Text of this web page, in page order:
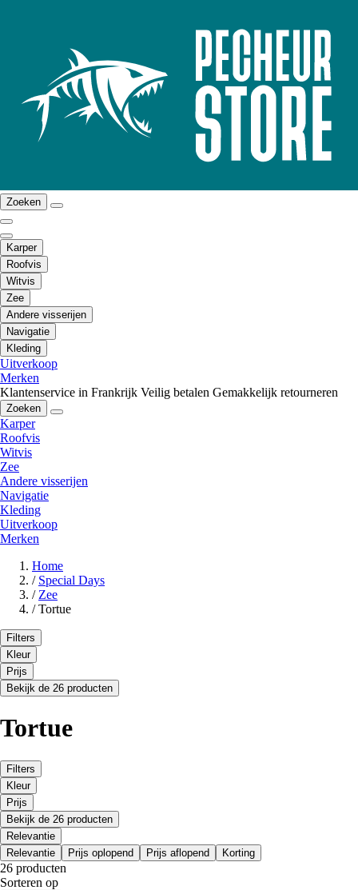
Zoeken
Karper
Roofvis
Witvis
Zee
Andere visserijen
Navigatie
Kleding
Uitverkoop
Merken
Klantenservice in Frankrijk Veilig betalen Gemakkelijk retourneren
Zoeken
Karper
Roofvis
Witvis
Zee
Andere visserijen
Navigatie
Kleding
Uitverkoop
Merken
Home
/ Special Days
/ Zee
/ Tortue
Filters
Kleur
Prijs
Bekijk de 26 producten
Tortue
Filters
Kleur
Prijs
Bekijk de 26 producten
Relevantie
Relevantie
Prijs oplopend Prijs aflopend Korting
26 producten
Sorteren op